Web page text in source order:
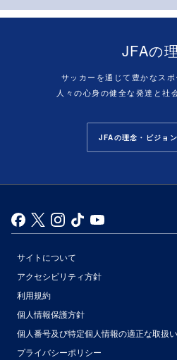
JFAの
サッカーを通じて豊かなスポ
人々の心身の健全な発達と社
JFAの理念・ビジョ
サイトについて
アクセシビリティ方針
利用規約
個人情報保護方針
個人番号及び特定個人情報の適正な取扱
プライバシーポリシー